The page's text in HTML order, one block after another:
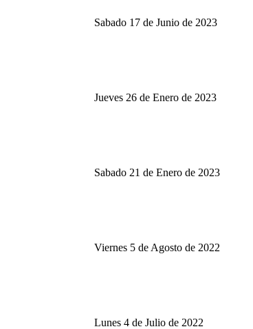
Sabado 17 de Junio de 2023
Jueves 26 de Enero de 2023
Sabado 21 de Enero de 2023
Viernes 5 de Agosto de 2022
Lunes 4 de Julio de 2022